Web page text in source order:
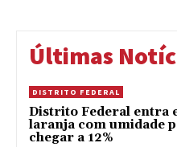
Últimas
DISTRITO FEDERAL
Distrito Federal entra
laranja com umidade
chegar a 12%